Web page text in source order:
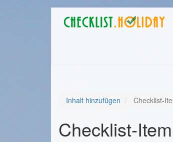
Main
navigation
User
Inhalt hinzufügen Checklist-
Checklist-